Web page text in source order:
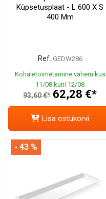
Küpsetusplaat - L 600 X S
400 Mm
Ref. GEDW286
Kohaletoimetamine vahemikus
11/08 kuni 12/08
93,60 €* 62,28 €*
Lisa ostukorvi
- 43 %